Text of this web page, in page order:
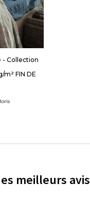
- Collection
m² FIN DE
meilleurs avis